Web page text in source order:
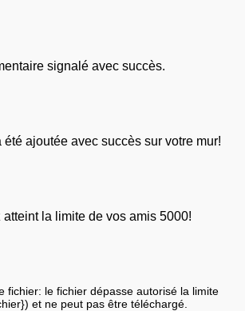
signalé avec succès.
été ajoutée avec succès sur votre mur!
atteint la limite de vos amis 5000!
fichier: le fichier dépasse autorisé la limite
et ne peut pas être téléchargé.